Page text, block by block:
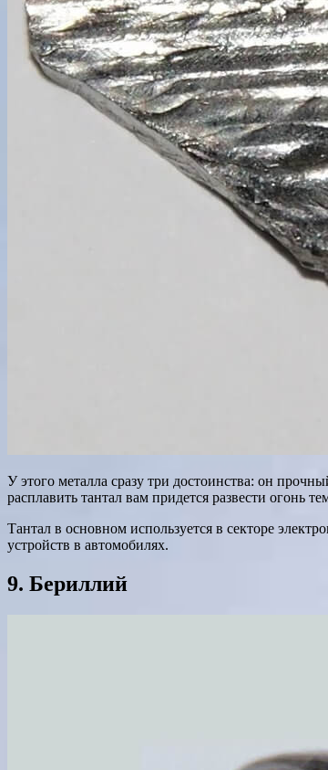
У этого металла сразу три достоинства: он
расплавить тантал вам придется развести огонь
Тантал в основном используется в секторе
устройств в автомобилях.
9. Бериллий